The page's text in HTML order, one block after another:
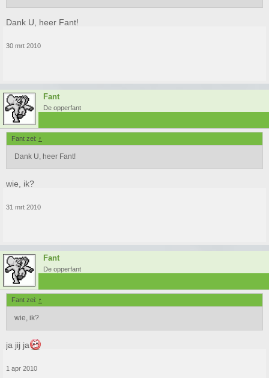
Dank U, heer Fant!
30 mrt 2010
Fant
De opperfant
Fant zei: ↑
Dank U, heer Fant!
wie, ik?
31 mrt 2010
Fant
De opperfant
Fant zei: ↑
wie, ik?
ja jij ja
1 apr 2010